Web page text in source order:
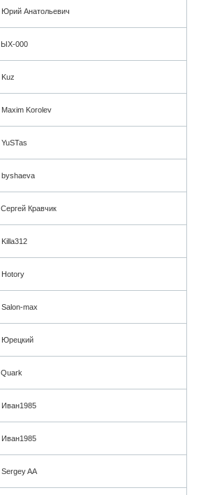
Юрий Анатольевич
ЫХ-000
Kuz
Maxim Korolev
YuSTas
byshaeva
Сергей Кравчик
Killa312
Hotory
Salon-max
Юрецкий
Quark
Иван1985
Иван1985
Sergey AA